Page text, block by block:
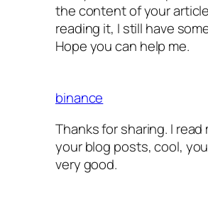
the content of your
reading it, I still have
Hope you can help me.
binance
Thanks for sharing. I read
your blog posts, cool,
very good.